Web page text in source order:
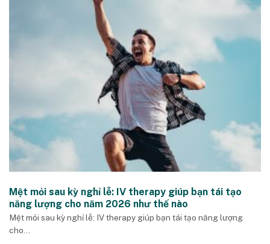
Mệt mỏi sau kỳ nghỉ lễ: IV therapy giúp bạn tái tạo
năng lượng cho năm 2026 như thế nào
Mệt mỏi sau kỳ nghỉ lễ: IV therapy giúp bạn tái tạo năng lượng
cho...